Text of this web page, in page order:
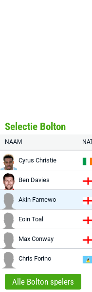
Selectie Bolton
NAAM
Cyrus Christie
Ben Davies
Akin Famewo
Eoin Toal
Max Conway
Chris Forino
Alle Bolton spelers